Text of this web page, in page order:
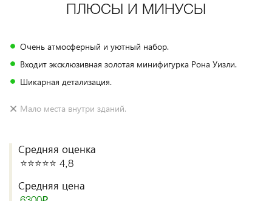
ПЛЮСЫ И МИНУСЫ
Очень атмосферный и уютный набор.
Входит эксклюзивная золотая минифигурка Рона Уизли.
Шикарная детализация.
Мало места внутри зданий.
Средняя оценка
⭐️⭐️⭐️⭐️⭐️ 4,8
Средняя цена